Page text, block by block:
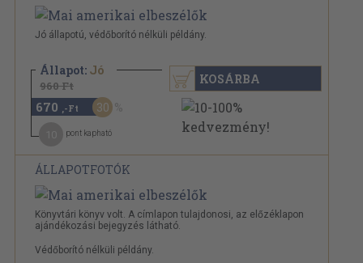
Jó állapotú, védőborító nélküli példány.
Állapot: Jó
960 Ft
670 ,-Ft 30
pont kapható
KOSÁRBA
ÁLLAPOTFOTÓK
Könyvtári könyv volt. A címlapon tulajdonosi, az előzéklapon
ajándékozási bejegyzés látható.
Védőborító nélküli példány.